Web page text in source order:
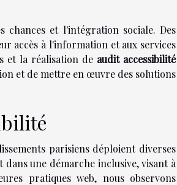
et l'intégration sociale. Des
accès à l'information et aux services
et la réalisation de audit accessibilité
et de mettre en œuvre des solutions
parisiens déploient diverses
une démarche inclusive, visant à
pratiques web, nous observons